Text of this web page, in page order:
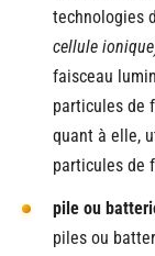
technologies
cellule
faisceau
particules de
quant à elle,
particules de
pile ou
piles ou